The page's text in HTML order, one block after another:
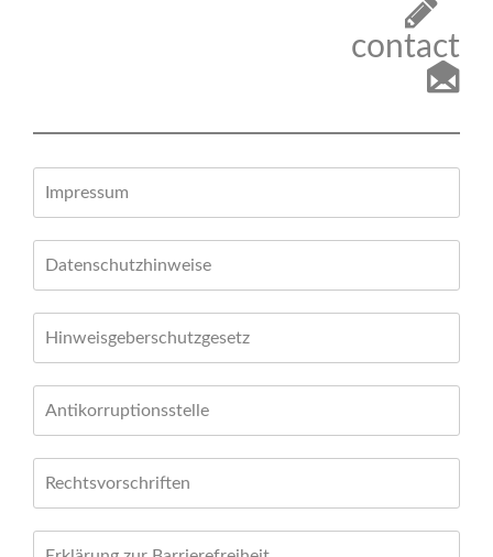
contact
Impressum
Datenschutzhinweise
Hinweisgeberschutzgesetz
Antikorruptionsstelle
Rechtsvorschriften